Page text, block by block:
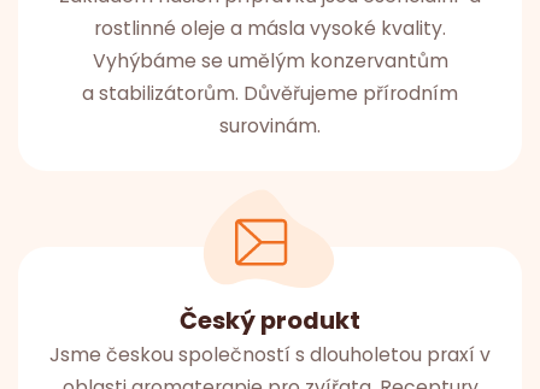
rostlinné oleje a másla vysoké kvality.
Vyhýbáme se umělým konzervantům
a stabilizátorům. Důvěřujeme přírodním
surovinám.
Český produkt
Jsme českou společností s dlouholetou praxí v